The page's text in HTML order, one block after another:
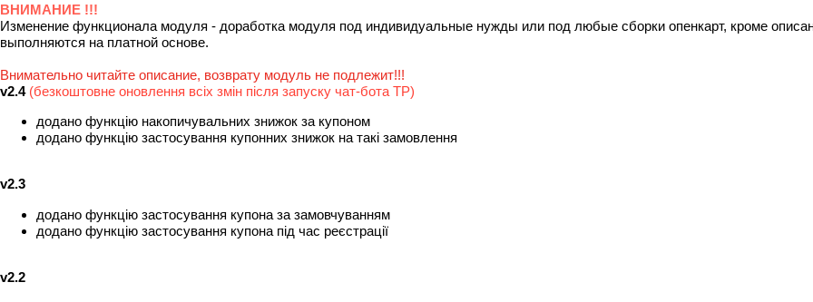
ВНИМАНИЕ !!!
Изменение функционала модуля - доработка модуля под индивидуальные нужды или под любые сборки опенкарт, кроме
выполняются на платной основе.
Внимательно читайте описание, возврату модуль не подлежит!!!
v2.4 (безкоштовне оновлення всіх змін після запуску чат-бота TP)
додано функцію накопичувальних знижок за купоном
додано функцію застосування купонних знижок на такі замовлення
v2.3
додано функцію застосування купона за замовчуванням
додано функцію застосування купона під час реєстрації
v2.2